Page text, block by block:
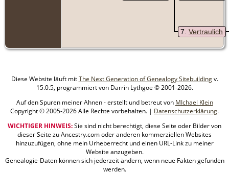
7 Vertraulich
Diese Website läuft mitThe Next Generation of Genealogy Sitebuildingv.
15.0.5, programmiert von Darrin Lythgoe © 2001-2026.
Auf den Spuren meiner Ahnen - erstellt und betreut von MIchael Klein
Copyright © 2005-2026 Alle Rechte vorbehalten. | Datenschutzerklärung.
WICHTIGER HINWEIS:Sie sind nicht berechtigt, diese Seite oder Bilder von
dieser Seite zu Ancestry.com oder anderen kommerziellen Websites
hinzuzufügen, ohne mein Urheberrecht und einen URL-Link zu meiner
Website anzugeben.
Genealogie-Daten können sich jederzeit ändern, wenn neue Fakten gefunden
werden.